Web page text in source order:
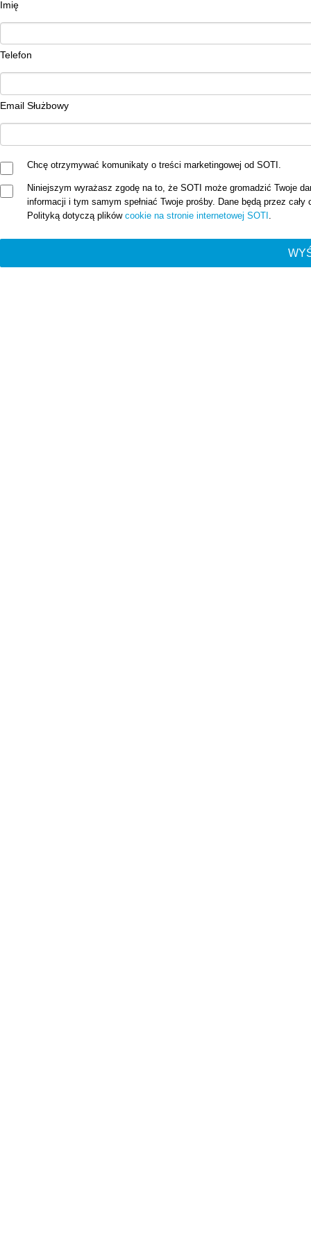
Imię
Telefon
Email Służbowy
Chcę otrzymywać komunikaty o treści marketingowej od SOTI.
Niniejszym wyrażasz zgodę na to, że SOTI może gromadzić Twoje
informacji i tym samym spełniać Twoje prośby. Dane będą przez
Polityką dotyczą plików cookie na stronie internetowej SOTI